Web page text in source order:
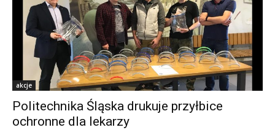
akcje
Politechnika Śląska drukuje przyłbice
ochronne dla lekarzy